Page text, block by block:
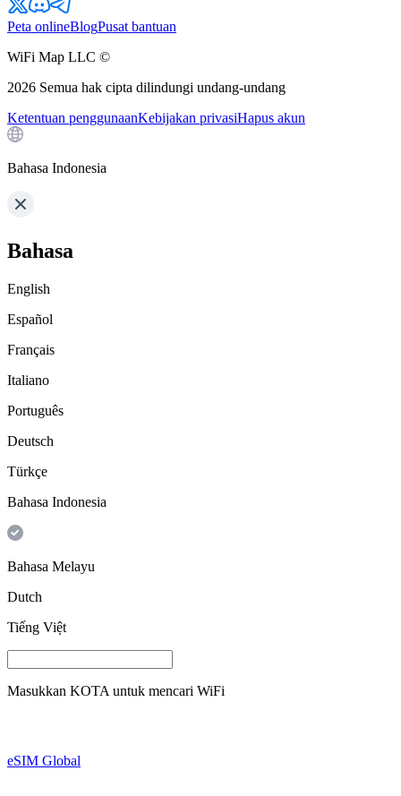
Peta onlineBlogPusat bantuan
WiFi Map LLC ©
2026 Semua hak cipta dilindungi undang-undang
Ketentuan penggunaanKebijakan privasiHapus akun
Bahasa Indonesia
Bahasa
English
Español
Français
Italiano
Português
Deutsch
Türkçe
Bahasa Indonesia
Bahasa Melayu
Dutch
Tiếng Việt
Masukkan KOTA untuk mencari WiFi
eSIM Global